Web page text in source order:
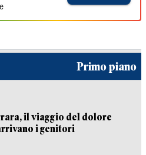
Primo piano
il viaggio del dolore
i genitori